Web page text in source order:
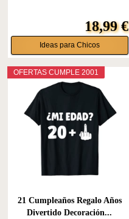
18,99 €
Ideas para Chicos
OFERTAS CUMPLE 2001
21 Cumpleaños Regalo Años
Divertido Decoración...